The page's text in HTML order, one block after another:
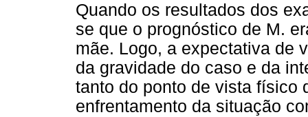
Quando os resultados dos
se que o prognóstico de M.
mãe. Logo, a expectativa de
da gravidade do caso e da
tanto do ponto de vista físico
enfrentamento da situação